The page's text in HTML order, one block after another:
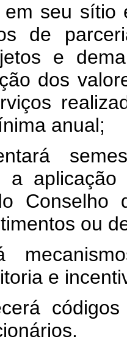
seu sítio
de
e
dos
anual;
a
Conselho
ou
e